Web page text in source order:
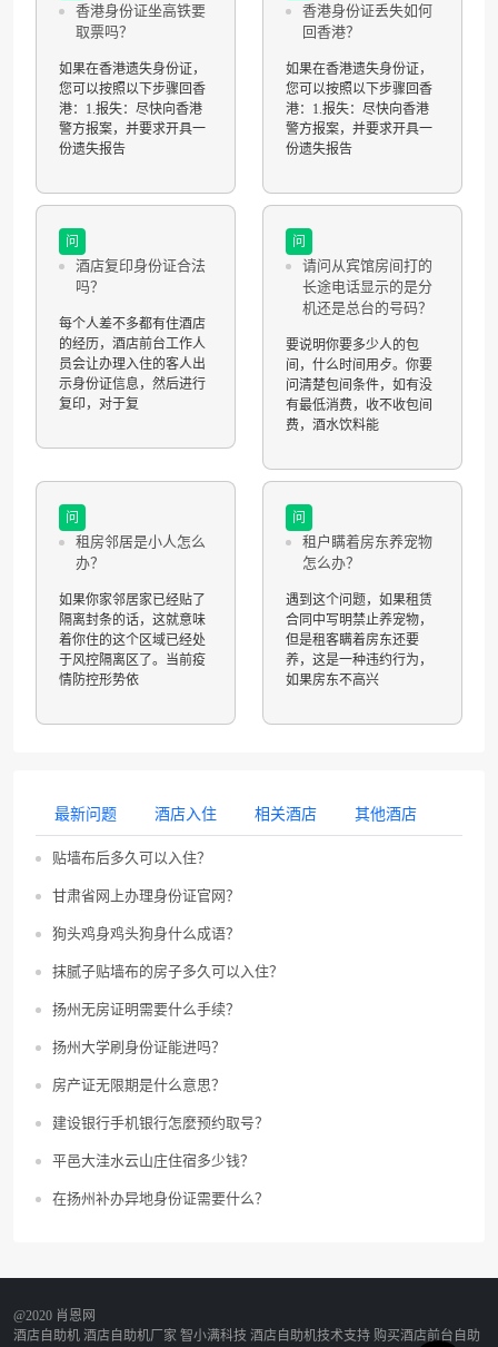
香港身份证坐高铁要
取票吗？
如果在香港遗失身份证，
您可以按照以下步骤回香
港：1.报失：尽快向香港
警方报案，并要求开具一
份遗失报告
香港身份证丢失如何
回香港？
如果在香港遗失身份证，
您可以按照以下步骤回香
港：1.报失：尽快向香港
警方报案，并要求开具一
份遗失报告
问
酒店复印身份证合法
吗？
每个人差不多都有住酒店
的经历，酒店前台工作人
员会让办理入住的客人出
示身份证信息，然后进行
复印，对于复
问
请问从宾馆房间打的
长途电话显示的是分
机还是总台的号码？
要说明你要多少人的包
间，什么时间用歺。你要
问清楚包间条件，如有没
有最低消费，收不收包间
费，酒水饮料能
问
租房邻居是小人怎么
办？
如果你家邻居家已经贴了
隔离封条的话，这就意味
着你住的这个区域已经处
于风控隔离区了。当前疫
情防控形势依
问
租户瞒着房东养宠物
怎么办？
遇到这个问题，如果租赁
合同中写明禁止养宠物，
但是租客瞒着房东还要
养，这是一种违约行为，
如果房东不高兴
最新问题 酒店入住 相关酒店 其他酒店
贴墙布后多久可以入住？
甘肃省网上办理身份证官网？
狗头鸡身鸡头狗身什么成语？
抹腻子贴墙布的房子多久可以入住？
扬州无房证明需要什么手续？
扬州大学刷身份证能进吗？
房产证无限期是什么意思？
建设银行手机银行怎麼预约取号？
平邑大洼水云山庄住宿多少钱？
在扬州补办异地身份证需要什么？
@2020 肖恩网
酒店自助机 酒店自助机厂家 智小满科技 酒店自助机技术支持 购买酒店前台自助